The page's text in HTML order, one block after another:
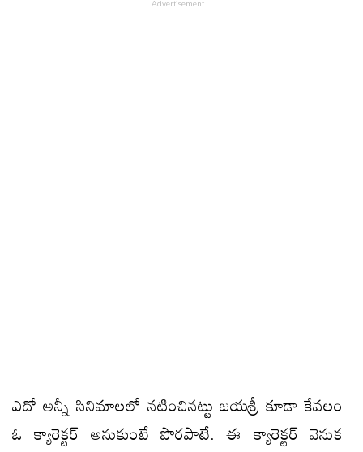
ఎదో అన్నీ సినిమాలలో నటించినట్టు జయశ్రీ కూడా కేవలం
ఓ క్యారెక్టర్ అనుకుంటే పొరపాటే. ఈ క్యారెక్టర్ వెనుక